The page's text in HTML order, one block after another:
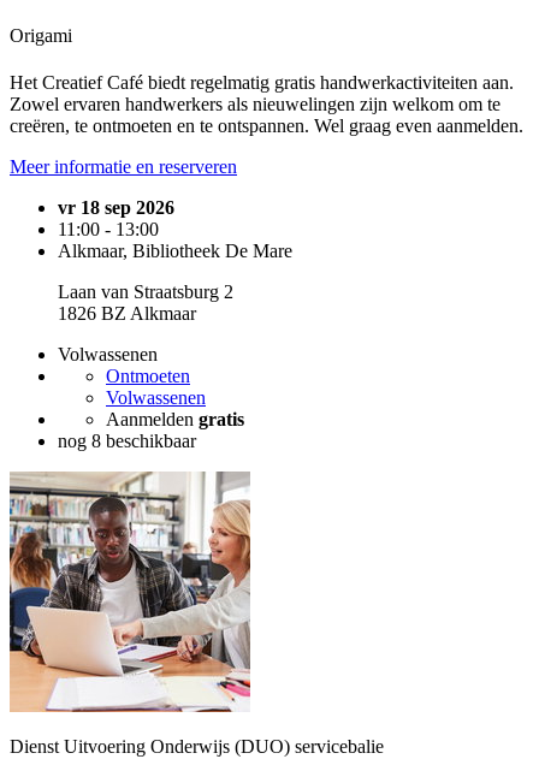
Origami
Het Creatief Café biedt regelmatig gratis handwerkactiviteiten aan.
Zowel ervaren handwerkers als nieuwelingen zijn welkom om te
creëren, te ontmoeten en te ontspannen. Wel graag even aanmelden.
Meer informatie en reserveren
vr 18 sep 2026
11:00 - 13:00
Alkmaar, Bibliotheek De Mare
Laan van Straatsburg 2
1826 BZ Alkmaar
Volwassenen
Ontmoeten
Volwassenen
Aanmelden gratis
nog 8 beschikbaar
Dienst Uitvoering Onderwijs (DUO) servicebalie